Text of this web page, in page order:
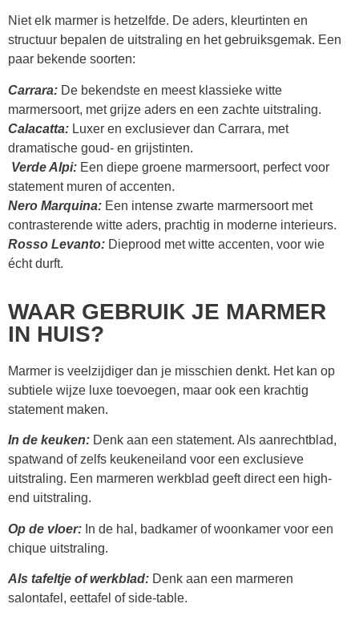
Niet elk marmer is hetzelfde. De aders, kleurtinten en
structuur bepalen de uitstraling en het gebruiksgemak. Een
paar bekende soorten:
Carrara: De bekendste en meest klassieke witte
marmersoort, met grijze aders en een zachte uitstraling.
Calacatta: Luxer en exclusiever dan Carrara, met
dramatische goud- en grijstinten.
Verde Alpi: Een diepe groene marmersoort, perfect voor
statement muren of accenten.
Nero Marquina: Een intense zwarte marmersoort met
contrasterende witte aders, prachtig in moderne interieurs.
Rosso Levanto: Dieprood met witte accenten, voor wie
écht durft.
WAAR GEBRUIK JE MARMER
IN HUIS?
Marmer is veelzijdiger dan je misschien denkt. Het kan op
subtiele wijze luxe toevoegen, maar ook een krachtig
statement maken.
In de keuken: Denk aan een statement. Als aanrechtblad,
spatwand of zelfs keukeneiland voor een exclusieve
uitstraling. Een marmeren werkblad geeft direct een high-
end uitstraling.
Op de vloer: In de hal, badkamer of woonkamer voor een
chique uitstraling.
Als tafeltje of werkblad: Denk aan een marmeren
salontafel, eettafel of side-table.